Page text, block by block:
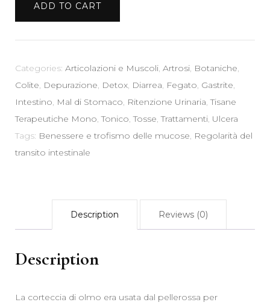
Regolarità
Transito
Intestinale
Benessere
Trofismo
Mucose
ADD TO CART
Categories: Articolazioni e Muscoli, Artrosi, Botaniche,
Colite, Depurazione, Detox, Diarrea, Fegato, Gastrite,
Intestino, Mal di Stomaco, Ritenzione Urinaria,Tisane
Terapeutiche Mono,Tonico,Tosse,Trattamenti, Ulcera
Tags: Benessere e trofismo delle mucose, Regolarità del
transito intestinale
Description Reviews (0)
Description
La corteccia di olmo era usata dal pellerossa per